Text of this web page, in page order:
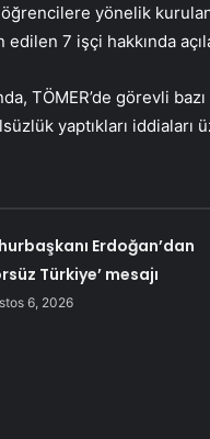
yönelik
edilen 7 işçi hakkında
TÖMER’de görevli
yaptıkları iddiaları
Erdoğan’dan
Türkiye’ mesajı
6, 2026